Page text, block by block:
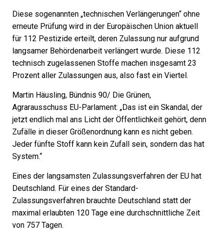
Diese sogenannten „technischen Verlängerungen“ ohne
erneute Prüfung wird in der Europäischen Union aktuell
für 112 Pestizide erteilt, deren Zulassung nur aufgrund
langsamer Behördenarbeit verlängert wurde. Diese 112
technisch zugelassenen Stoffe machen insgesamt 23
Prozent aller Zulassungen aus, also fast ein Viertel.
Martin Häusling, Bündnis 90/ Die Grünen,
Agrarausschuss EU-Parlament: „Das ist ein Skandal, der
jetzt endlich mal ans Licht der Öffentlichkeit gehört, denn
Zufälle in dieser Größenordnung kann es nicht geben.
Jeder fünfte Stoff kann kein Zufall sein, sondern das hat
System.“
Eines der langsamsten Zulassungsverfahren der EU hat
Deutschland. Für eines der Standard-
Zulassungsverfahren brauchte Deutschland statt der
maximal erlaubten 120 Tage eine durchschnittliche Zeit
von 757 Tagen.